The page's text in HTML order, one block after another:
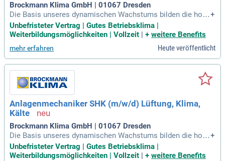
Brockmann Klima GmbH | 01067 Dresden
Die Basis unseres dynamischen Wachstums bilden die hohe
Leistungsbereitschaft unserer Macher*innen, höchste Qualit
ätsstandards und ein engagierter Kundenservice. Der Kunde
sowie die Mitarbeiter*innen stehen bei uns stets im Mittelp
unkt.
+
Unbefristeter Vertrag | Gutes Betriebsklima |
Weiterbildungsmöglichkeiten | Vollzeit | + weitere Benefits
mehr erfahren Heute veröffentlicht
Anlagenmechaniker SHK (m/w/d) Lüftung, Klima,
Kälte
Brockmann Klima GmbH | 01067 Dresden
Die Basis unseres dynamischen Wachstums bilden die hohe
Leistungsbereitschaft unserer Macher*innen, höchste Qualit
ätsstandards und ein engagierter Kundenservice. Der Kunde
+
Unbefristeter Vertrag | Gutes Betriebsklima |
Weiterbildungsmöglichkeiten | Vollzeit
+ weitere Benefits